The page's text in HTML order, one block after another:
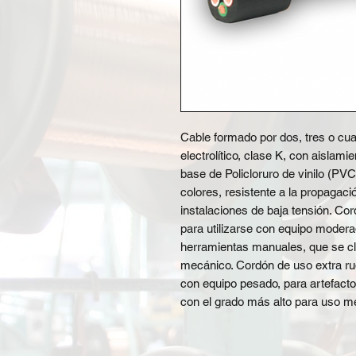
Cable formado por dos, tres o
electrolítico, clase K, con
base de Policloruro de vinilo
colores, resistente a la
instalaciones de baja tensión.
para utilizarse con equipo
herramientas manuales, que se
mecánico. Cordón de uso extra
con equipo pesado, para
con el grado más alto para uso